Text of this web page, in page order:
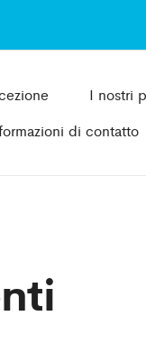
I nostri
di contatto